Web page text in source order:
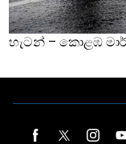
හැටන් – කොළඹ